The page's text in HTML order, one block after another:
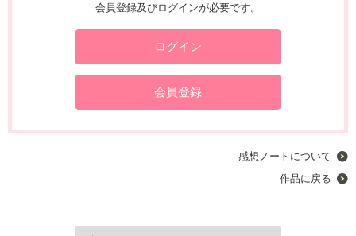
会員登録及びログインが必要です。
ログイン
会員登録
感想ノートについて
作品に戻る